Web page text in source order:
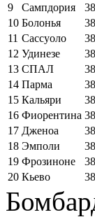
9
Сампдория 38
10 Болонья 38
11 Сассуоло 38
12 Удинезе 38
13 СПАЛ 38
14 Парма 38
15 Кальяри 38
16 Фиорентина 38
17 Дженоа 38
18 Эмполи 38
19 Фрозиноне 38
20 Кьево 38